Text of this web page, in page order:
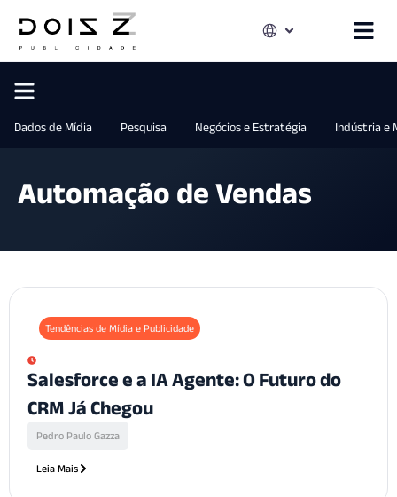
Dados de Mídia Pesquisa Negócios e Estratégia Indústria e
Automação de Vendas
Tendências de Mídia e Publicidade
Salesforce e a IA Agente: O Futuro do
CRM Já Chegou
Pedro Paulo Gazza
Leia Mais